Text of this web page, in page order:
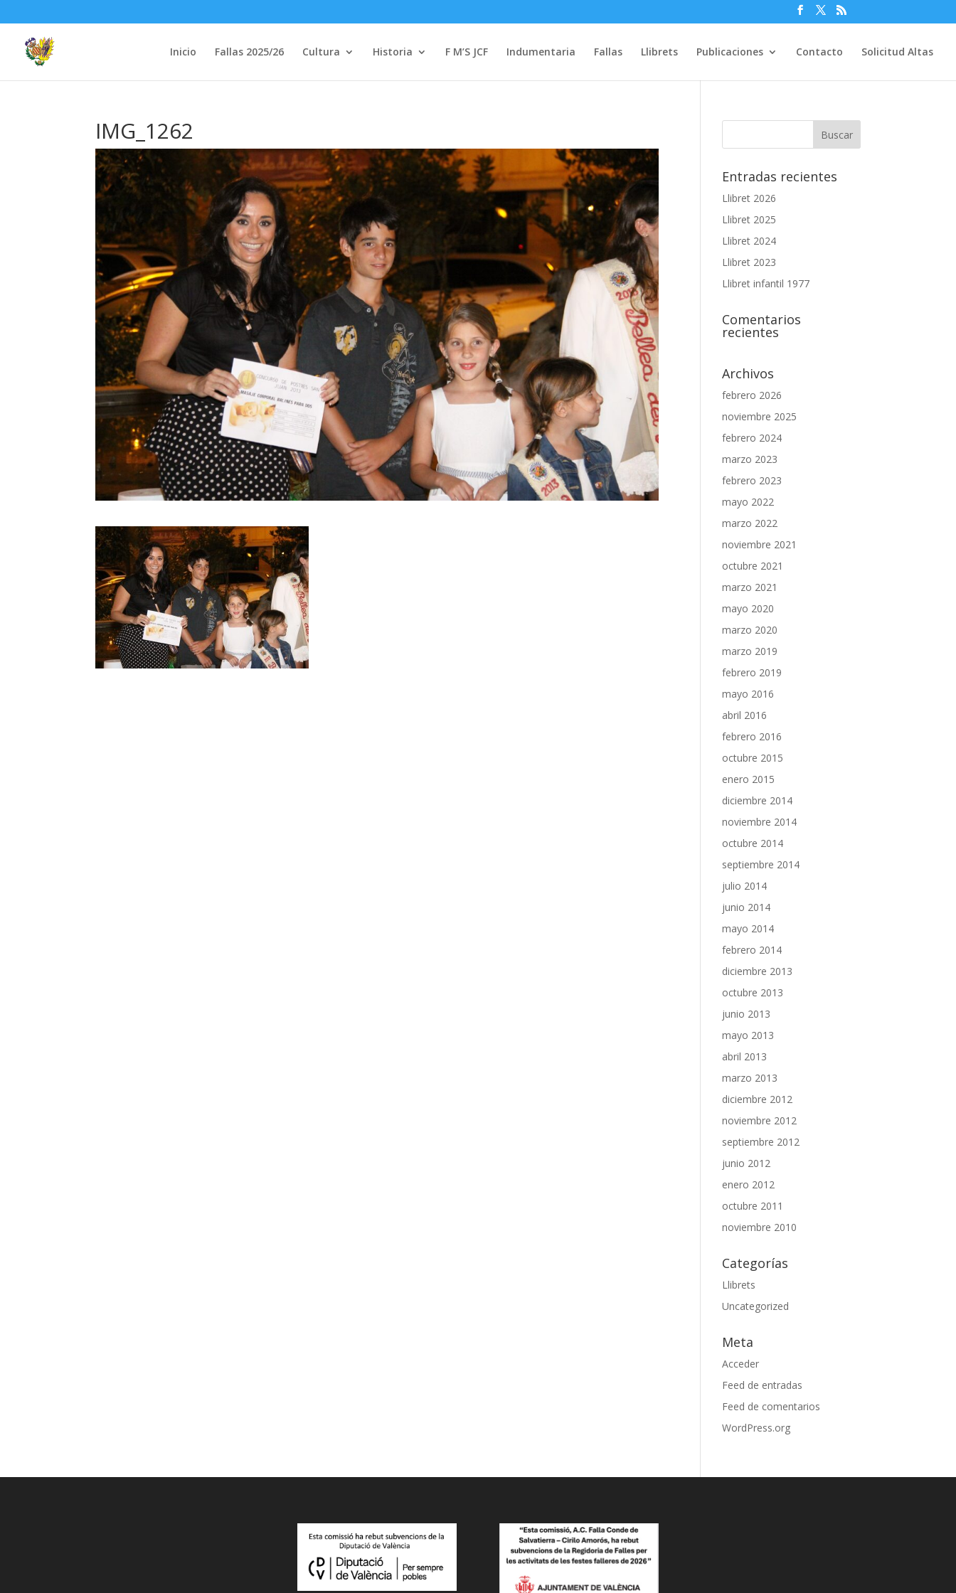
Inicio Fallas 2025/26 Cultura Historia F M’S JCF Indumentaria Fallas Llibrets Publicaciones Contacto Solicitud Altas
IMG_1262
Entradas recientes
Llibret 2026
Llibret 2025
Llibret 2024
Llibret 2023
Llibret infantil 1977
Comentarios
recientes
Archivos
febrero 2026
noviembre 2025
febrero 2024
marzo 2023
febrero 2023
mayo 2022
marzo 2022
noviembre 2021
octubre 2021
marzo 2021
mayo 2020
marzo 2020
marzo 2019
febrero 2019
mayo 2016
abril 2016
febrero 2016
octubre 2015
enero 2015
diciembre 2014
noviembre 2014
octubre 2014
septiembre 2014
julio 2014
junio 2014
mayo 2014
febrero 2014
diciembre 2013
octubre 2013
junio 2013
mayo 2013
abril 2013
marzo 2013
diciembre 2012
noviembre 2012
septiembre 2012
junio 2012
enero 2012
octubre 2011
noviembre 2010
Categorías
Llibrets
Uncategorized
Meta
Acceder
Feed de entradas
Feed de comentarios
WordPress.org